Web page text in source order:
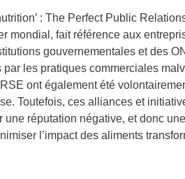
: The Perfect Public
mondial, fait référence aux
gouvernementales et des
les pratiques commerciales
ont également été
Toutefois, ces alliances et
une réputation négative, et donc
l’impact des aliments